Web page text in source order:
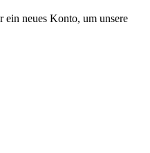
neues Konto, um unsere